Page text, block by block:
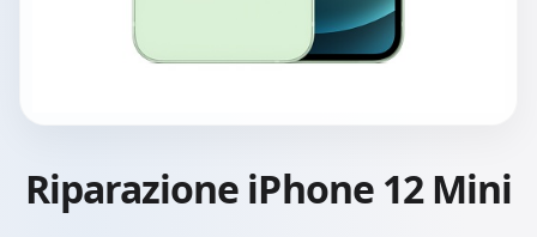
Riparazione iPhone 12 Mini